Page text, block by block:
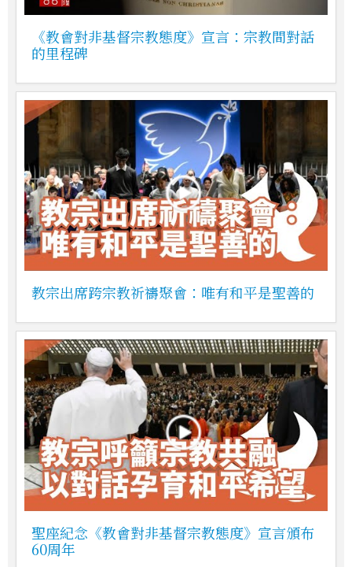
《教會對非基督宗教態度》宣言：宗教間對話
的里程碑
教宗出席跨宗教祈禱聚會：唯有和平是聖善的
聖座紀念《教會對非基督宗教態度》宣言頒布
60周年